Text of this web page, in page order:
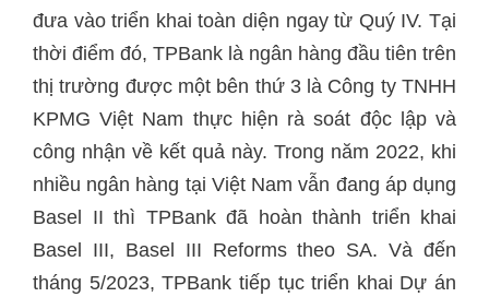
đưa vào triển khai toàn diện ngay từ Quý IV. Tại
thời điểm đó, TPBank là ngân hàng đầu tiên trên
thị trường được một bên thứ 3 là Công ty TNHH
KPMG Việt Nam thực hiện rà soát độc lập và
công nhận về kết quả này. Trong năm 2022, khi
nhiều ngân hàng tại Việt Nam vẫn đang áp dụng
Basel II thì TPBank đã hoàn thành triển khai
Basel III, Basel III Reforms theo SA. Và đến
tháng 5/2023, TPBank tiếp tục triển khai Dự án